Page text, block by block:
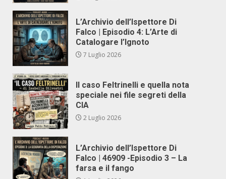
L’Archivio dell’Ispettore Di
Falco | Episodio 4: L’Arte di
Catalogare l’Ignoto
7 Luglio 2026
Il caso Feltrinelli e quella nota
speciale nei file segreti della
CIA
2 Luglio 2026
L’Archivio dell’Ispettore Di
Falco | 46909 -Episodio 3 – La
farsa e il fango